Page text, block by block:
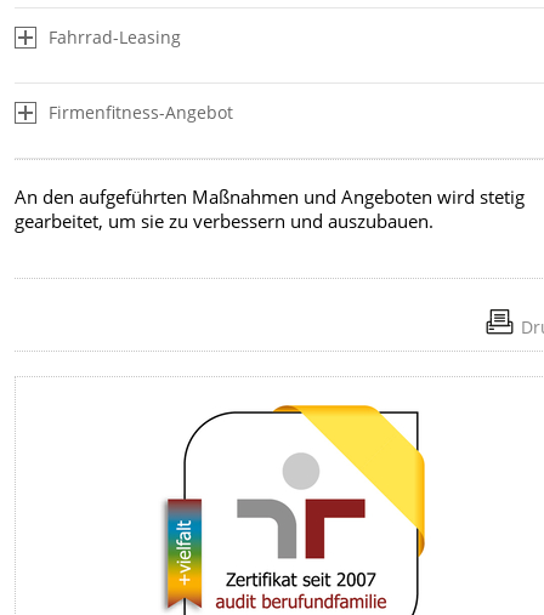
Fahrrad-Leasing
Firmenfitness-Angebot
An den aufgeführten Maßnahmen und Angeboten wird stetig
gearbeitet, um sie zu verbessern und auszubauen.